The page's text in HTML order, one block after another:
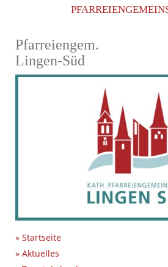
Pfarreiengem.
Lingen-Süd
» Startseite
» Aktuelles